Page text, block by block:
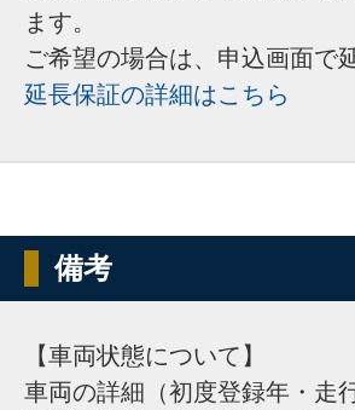
ます。
ご希望の場合は、申込画面で
延長保証の詳細はこちら
備考
【車両状態について】
車両の詳細（初度登録年・走